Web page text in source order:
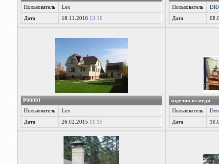
Пользователь
Lex
Дата 18.11.2016 13:10
Пользователь
Дата
P00001
Пользователь
Lex
Дата 26.02.2015 11:15
изделия из меди
Пользователь
Дата